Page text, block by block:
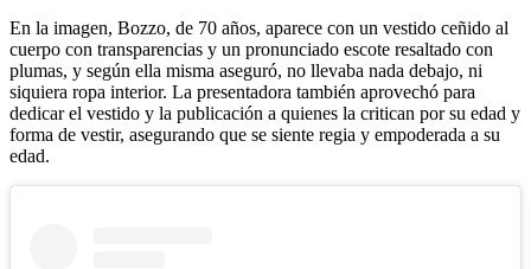
En la imagen, Bozzo, de 70 años, aparece con un vestido ceñido al
cuerpo con transparencias y un pronunciado escote resaltado con
plumas, y según ella misma aseguró, no llevaba nada debajo, ni
siquiera ropa interior. La presentadora también aprovechó para
dedicar el vestido y la publicación a quienes la critican por su edad y
forma de vestir, asegurando que se siente regia y empoderada a su
edad.